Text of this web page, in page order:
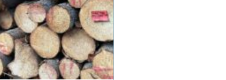
byggproduktion ses de ...